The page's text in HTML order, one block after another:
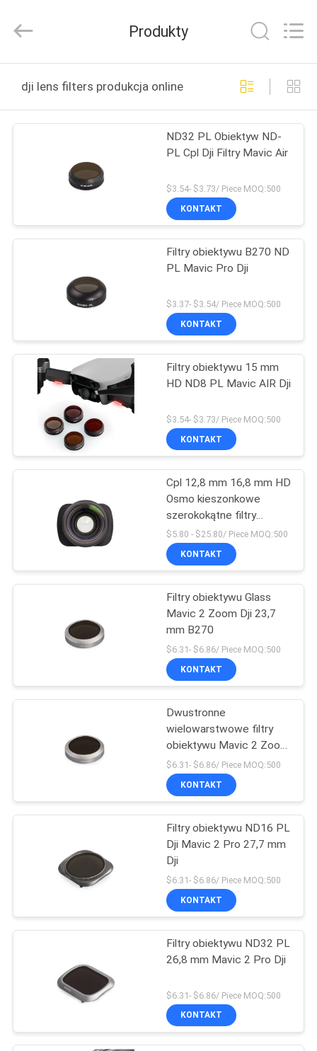
PRODUKTY
WYCIECZKA
FABRYCE
JAKOŚCI
SKONTAKTUJ
NAMI
POPROSIĆ
PRIVACY
Technology
Ltd..
Reserved.
Produkty
dji lens filters produkcja online
ND32 PL Obiektyw ND-
PL Cpl Dji Filtry Mavic Air
$3.54- $3.73/ Piece MOQ:500
KONTAKT
Filtry obiektywu B270 ND
PL Mavic Pro Dji
$3.37- $3.54/ Piece MOQ:500
KONTAKT
Filtry obiektywu 15 mm
HD ND8 PL Mavic AIR Dji
$3.54- $3.73/ Piece MOQ:500
KONTAKT
Cpl 12,8 mm 16,8 mm HD
Osmo kieszonkowe
szerokokątne filtry
obiektywu Dji
$5.80 - $25.80/ Piece MOQ:500
KONTAKT
Filtry obiektywu Glass
Mavic 2 Zoom Dji 23,7
mm B270
$6.31- $6.86/ Piece MOQ:500
KONTAKT
Dwustronne
wielowarstwowe filtry
obiektywu Mavic 2 Zoom
Dji
$6.31- $6.86/ Piece MOQ:500
KONTAKT
Filtry obiektywu ND16 PL
Dji Mavic 2 Pro 27,7 mm
Dji
$6.31- $6.86/ Piece MOQ:500
KONTAKT
Filtry obiektywu ND32 PL
26,8 mm Mavic 2 Pro Dji
$6.31- $6.86/ Piece MOQ:500
KONTAKT